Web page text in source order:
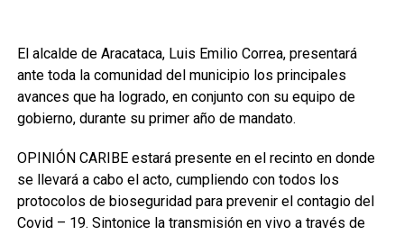
El alcalde de Aracataca, Luis Emilio Correa, presentará
ante toda la comunidad del municipio los principales
avances que ha logrado, en conjunto con su equipo de
gobierno, durante su primer año de mandato.
OPINIÓN CARIBE estará presente en el recinto en donde
se llevará a cabo el acto, cumpliendo con todos los
protocolos de bioseguridad para prevenir el contagio del
Covid – 19. Sintonice la transmisión en vivo a través de